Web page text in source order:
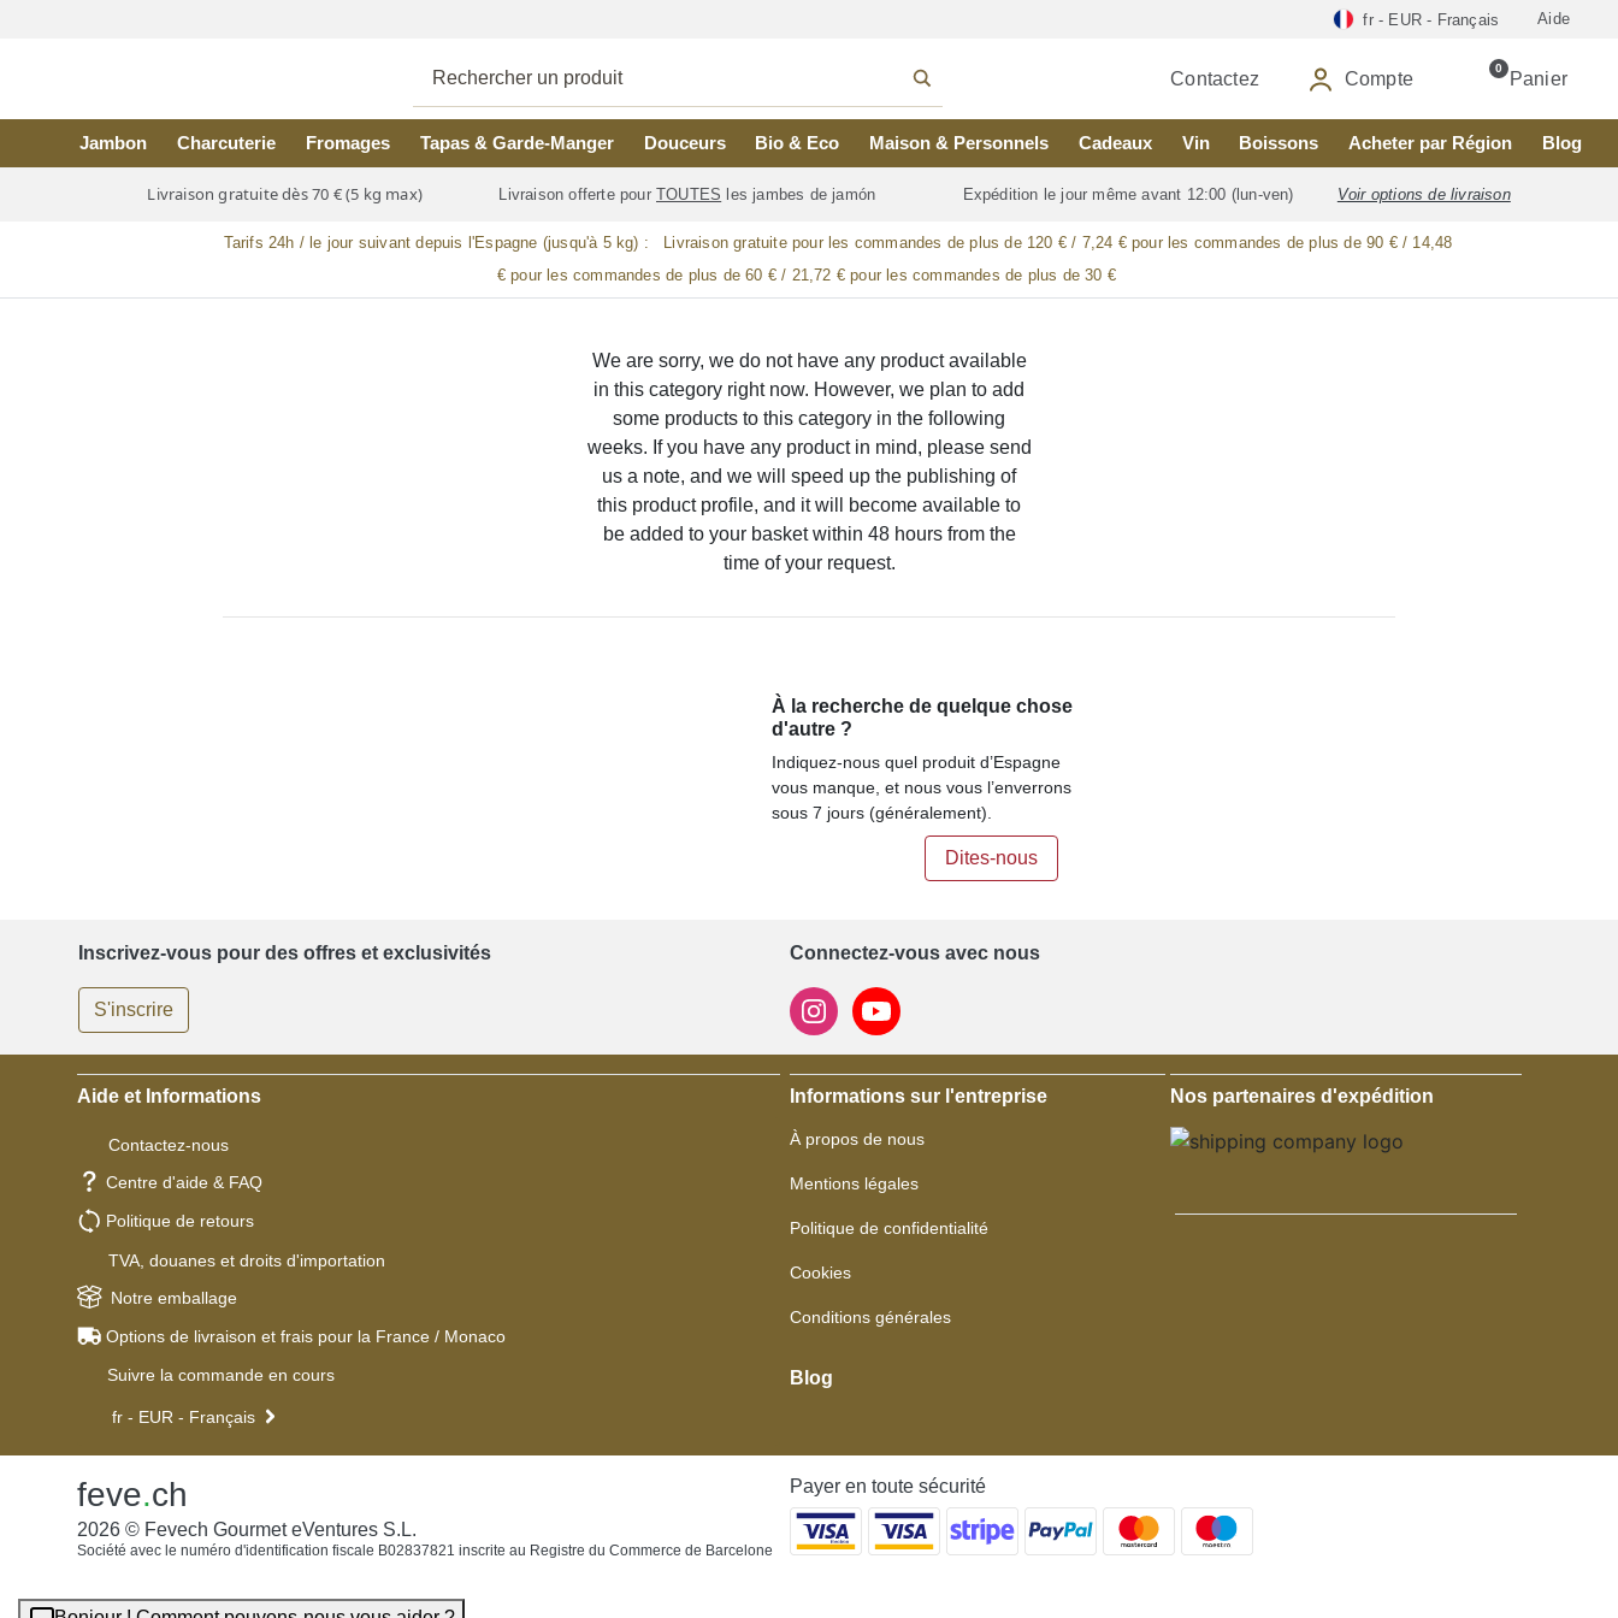
fr - EUR - Français Aide
Contactez Compte 0 Panier
Jambon Charcuterie Fromages Tapas & Garde-Manger Douceurs Bio & Eco Maison & Personnels Cadeaux Vin Boissons Acheter par Région Blog
Livraison gratuite dès 70 € (5 kg max) Livraison offerte pour TOUTES les jambes de jamón Expédition le jour même avant 12:00 (lun-ven) Voir options de livraison
Tarifs 24h / le jour suivant depuis l'Espagne (jusqu'à 5 kg) :
Livraison gratuite pour les commandes de plus de 120 € / 7,24 € pour les commandes de plus de 90 € / 14,48
€ pour les commandes de plus de 60 € / 21,72 € pour les commandes de plus de 30 €
We are sorry, we do not have any product available
in this category right now. However, we plan to add
some products to this category in the following
weeks. If you have any product in mind, please send
us a note, and we will speed up the publishing of
this product profile, and it will become available to
be added to your basket within 48 hours from the
time of your request.
À la recherche de quelque chose
d'autre ?
Indiquez-nous quel produit d’Espagne
vous manque, et nous vous l’enverrons
sous 7 jours (généralement).
Dites-nous
Inscrivez-vous pour des offres et exclusivités
S'inscrire
Connectez-vous avec nous
Aide et Informations
Contactez-nous
Centre d'aide & FAQ
Politique de retours
TVA, douanes et droits d'importation
Notre emballage
Options de livraison et frais pour la France / Monaco
Suivre la commande en cours
fr - EUR - Français
Informations sur l'entreprise
À propos de nous
Mentions légales
Politique de confidentialité
Cookies
Conditions générales
Blog
Nos partenaires d'expédition
feve.ch
2026 © Fevech Gourmet eVentures S.L.
Société avec le numéro d'identification fiscale B02837821 inscrite au Registre du Commerce de Barcelone
Payer en toute sécurité